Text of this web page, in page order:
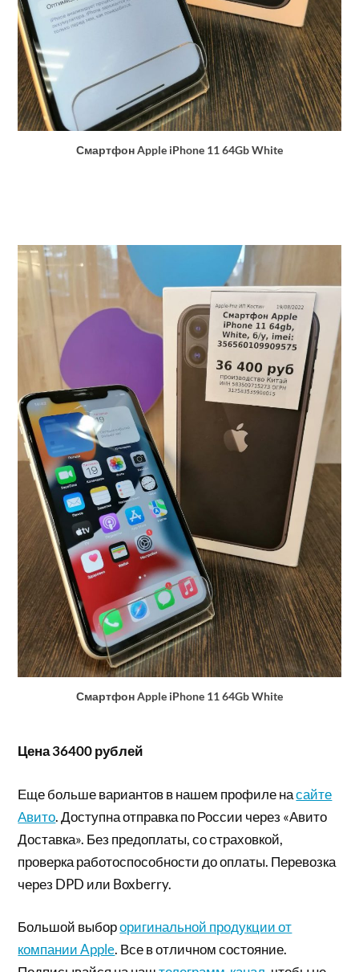
Смартфон Apple iPhone 11 64Gb White
Смартфон Apple iPhone 11 64Gb White
Цена 36400 рублей
Еще больше вариантов в нашем профиле насайте
Авито. Доступна отправка по России через «Авито
Доставка». Без предоплаты, со страховкой,
проверка работоспособности до оплаты. Перевозка
через DPD или Boxberry.
Большой выбороригинальной продукции от
компании Apple. Все в отличном состояние.